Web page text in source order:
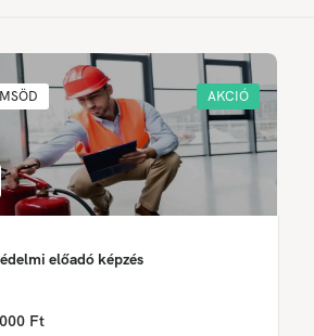
AKCIÓ
előadó képzés
Ft